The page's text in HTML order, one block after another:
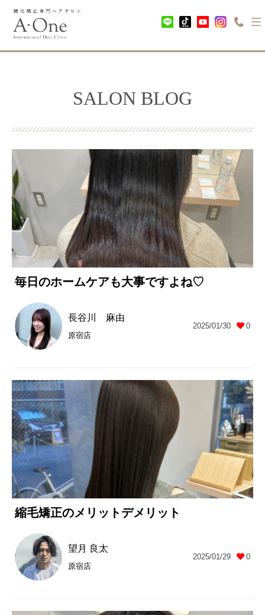
SALON BLOG
毎日のホームケアも大事ですよね♡
長谷川 麻由
原宿店
2025/01/30 0
縮毛矯正のメリットデメリット
望月 良太
原宿店
2025/01/29 0